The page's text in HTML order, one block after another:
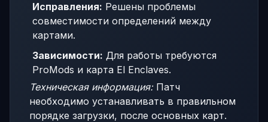
Исправления: Решены проблемы
совместимости определений между
картами.
Зависимости: Для работы требуются
ProMods и карта El Enclaves.
Техническая информация:Патч
необходимо устанавливать в правильном
порядке загрузки, после основных карт.